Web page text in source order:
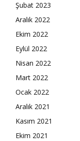
Şubat 2023
Aralık 2022
Ekim 2022
Eylül 2022
Nisan 2022
Mart 2022
Ocak 2022
Aralık 2021
Kasım 2021
Ekim 2021